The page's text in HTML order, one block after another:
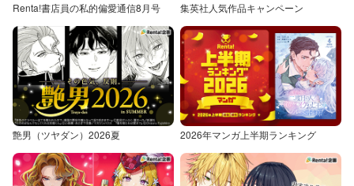
Renta!書店員の私的偏愛通信8月号 集英社人気作品キャンペーン
艶男（ツヤダン）2026夏 2026年マンガ上半期ランキング